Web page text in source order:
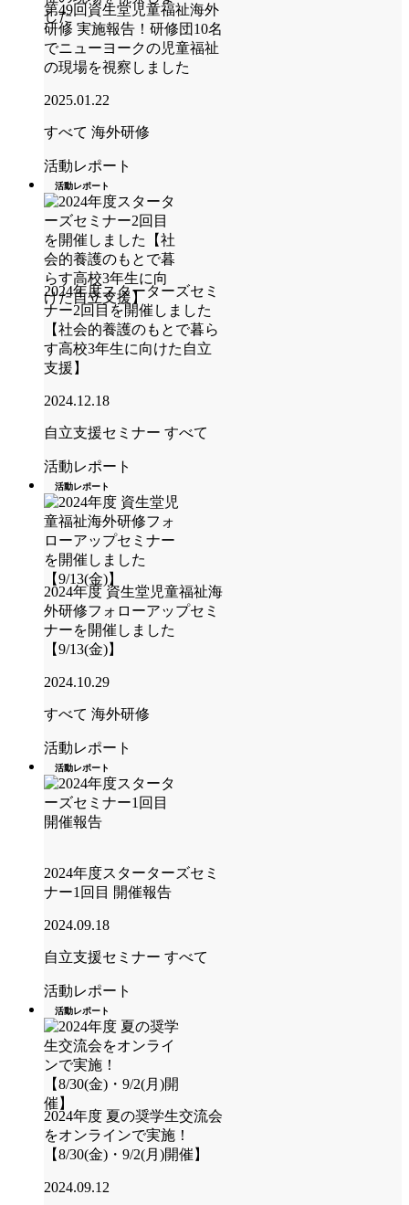
第49回資生堂児童福祉海外
研修 実施報告！研修団10名
でニューヨークの児童福祉
の現場を視察しました
2025.01.22
すべて 海外研修
活動レポート
活動レポート
2024年度スターターズセミ
ナー2回目を開催しました
【社会的養護のもとで暮ら
す高校3年生に向けた自立
支援】
2024.12.18
自立支援セミナー すべて
活動レポート
活動レポート
2024年度 資生堂児童福祉海
外研修フォローアップセミ
ナーを開催しました
【9/13(金)】
2024.10.29
すべて 海外研修
活動レポート
活動レポート
2024年度スターターズセミ
ナー1回目 開催報告
2024.09.18
自立支援セミナー すべて
活動レポート
活動レポート
2024年度 夏の奨学生交流会
をオンラインで実施！
【8/30(金)・9/2(月)開催】
2024.09.12